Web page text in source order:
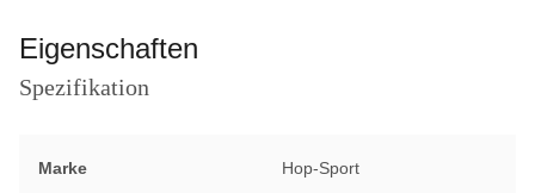
Eigenschaften
Spezifikation
Marke Hop-Sport